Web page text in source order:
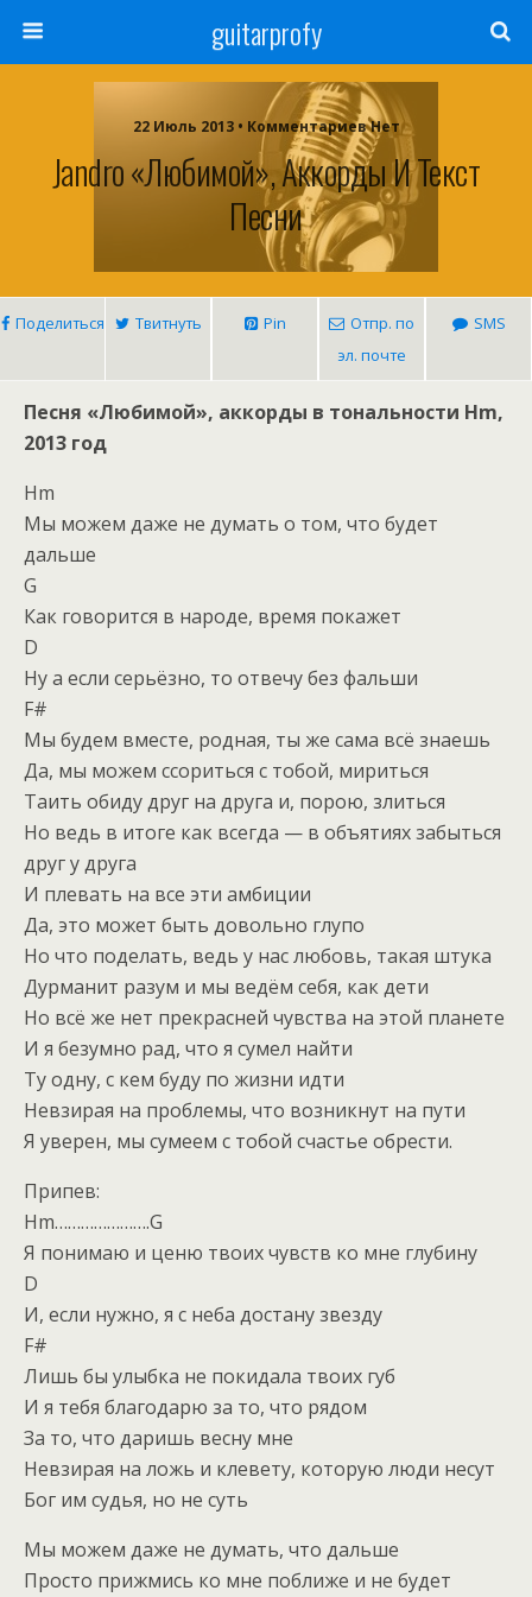
guitarprofy
22 Июль 2013 • Комментариев Нет
Jandro «Любимой», Аккорды И Текст
Песни
Поделиться Твитнуть Pin
Отпр. по
эл. почте
SMS
Песня «Любимой», аккорды в тональности Hm,
2013 год
Hm
Мы можем даже не думать о том, что будет
дальше
G
Как говорится в народе, время покажет
D
Ну а если серьёзно, то отвечу без фальши
F#
Мы будем вместе, родная, ты же сама всё знаешь
Да, мы можем ссориться с тобой, мириться
Таить обиду друг на друга и, порою, злиться
Но ведь в итоге как всегда — в объятиях забыться
друг у друга
И плевать на все эти амбиции
Да, это может быть довольно глупо
Но что поделать, ведь у нас любовь, такая штука
Дурманит разум и мы ведём себя, как дети
Но всё же нет прекрасней чувства на этой планете
И я безумно рад, что я сумел найти
Ту одну, с кем буду по жизни идти
Невзирая на проблемы, что возникнут на пути
Я уверен, мы сумеем с тобой счастье обрести.
Припев:
Hm………………….G
Я понимаю и ценю твоих чувств ко мне глубину
D
И, если нужно, я с неба достану звезду
F#
Лишь бы улыбка не покидала твоих губ
И я тебя благодарю за то, что рядом
За то, что даришь весну мне
Невзирая на ложь и клевету, которую люди несут
Бог им судья, но не суть
Мы можем даже не думать, что дальше
Просто прижмись ко мне поближе и не будет